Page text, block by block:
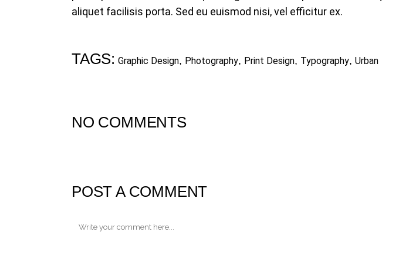
aliquet facilisis porta. Sed eu euismod nisi, vel efficitur ex.
TAGS: Graphic Design, Photography, Print Design, Typography, Urban
NO COMMENTS
POST A COMMENT